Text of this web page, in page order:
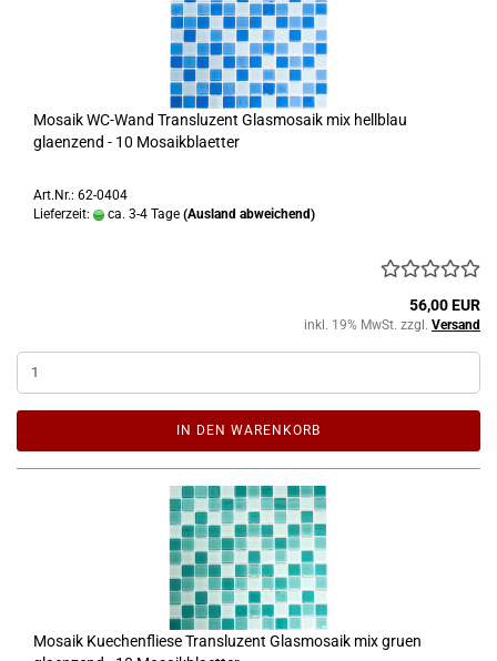
Mosaik WC-Wand Transluzent Glasmosaik mix hellblau
glaenzend - 10 Mosaikblaetter
Art.Nr.: 62-0404
Lieferzeit:
ca. 3-4 Tage (Ausland abweichend)
56,00 EUR
inkl. 19% MwSt. zzgl. Versand
IN DEN WARENKORB
Mosaik Kuechenfliese Transluzent Glasmosaik mix gruen